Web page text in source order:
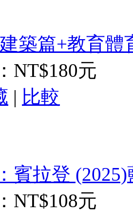
築篇+教育體
NT$180元
| 比較
賓拉登 (2025)
NT$108元